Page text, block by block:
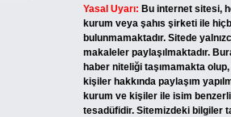
Yasal Uyarı: Bu internet sitesi,
kurum veya şahıs şirketi ile
bulunmamaktadır. Sitede
makaleler paylaşılmaktadır.
haber niteliği taşımamakta
kişiler hakkında paylaşım
kurum ve kişiler ile isim
tesadüfidir. Sitemizdeki bilgiler